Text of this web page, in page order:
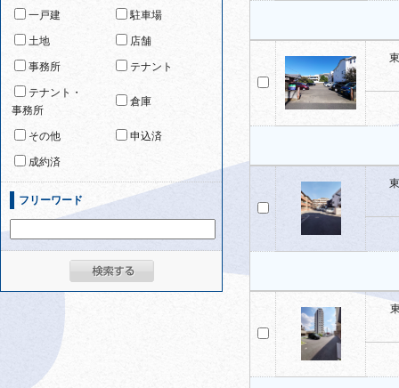
一戸建 駐車場
土地 店舗
事務所 テナント
テナント・
事務所
倉庫
その他 申込済
成約済
フリーワード